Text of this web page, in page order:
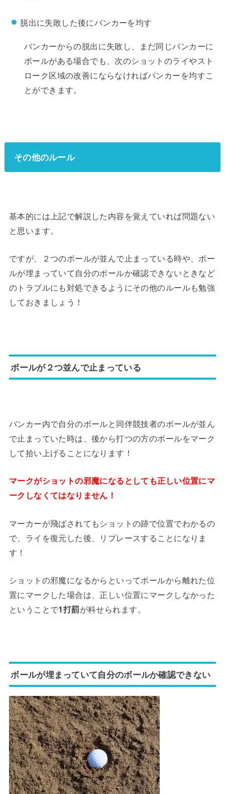
脱出に失敗した後にバンカーを均す
バンカーからの脱出に失敗し、まだ同じバンカーに
ボールがある場合でも、次のショットのライやスト
ローク区域の改善にならなければバンカーを均すこ
とができます。
その他のルール
基本的には上記で解説した内容を覚えていれば問題ない
と思います。
ですが、２つのボールが並んで止まっている時や、ボー
ルが埋まっていて自分のボールか確認できないときなど
のトラブルにも対処できるようにその他のルールも勉強
しておきましょう！
ボールが２つ並んで止まっている
バンカー内で自分のボールと同伴競技者のボールが並ん
で止まっていた時は、後から打つの方のボールをマーク
して拾い上げることになります！
マークがショットの邪魔になるとしても正しい位置にマ
ークしなくてはなりません！
マーカーが飛ばされてもショットの跡で位置でわかるの
で、ライを復元した後、リプレースすることになりま
す！
ショットの邪魔になるからといってボールから離れた位
置にマークした場合は、正しい位置にマークしなかった
ということで1打罰が科せられます。
ボールが埋まっていて自分のボールか確認できない